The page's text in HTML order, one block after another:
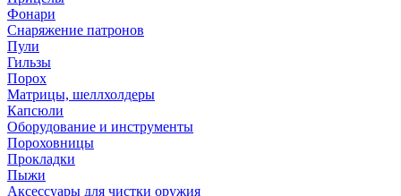
Фонари
Снаряжение патронов
Пули
Гильзы
Порох
Матрицы, шеллхолдеры
Капсюли
Оборудование и инструменты
Пороховницы
Прокладки
Пыжи
Аксессуары для чистки оружия